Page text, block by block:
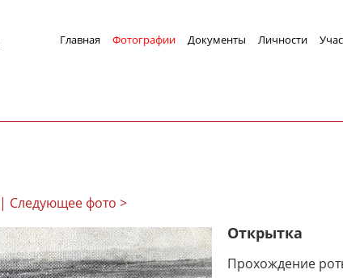
Главная Фотографии Документы Личности
| Следующее фото >
Открытка
Прохождение